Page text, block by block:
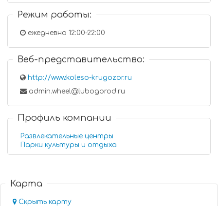
Режим работы:
ежедневно 12:00-22:00
Веб-представительство:
http://www.koleso-krugozor.ru
admin.wheel@lubogorod.ru
Профиль компании
Развлекательные центры
Парки культуры и отдыха
Карта
Скрыть карту